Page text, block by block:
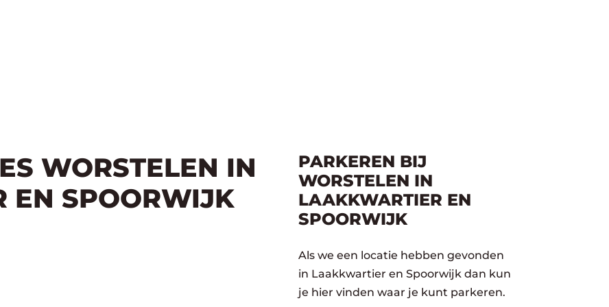
WORSTELEN IN
EN SPOORWIJK
PARKEREN BIJ
WORSTELEN IN
LAAKKWARTIER EN
SPOORWIJK
Als we een locatie hebben gevonden
in Laakkwartier en Spoorwijk dan kun
je hier vinden waar je kunt parkeren.